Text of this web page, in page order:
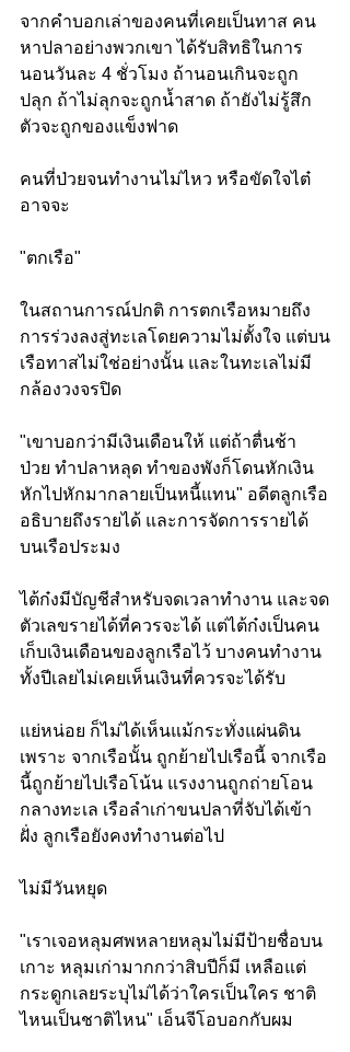
จากคำบอกเล่าของคนที่เคยเป็นทาส คน
หาปลาอย่างพวกเขา ได้รับสิทธิในการ
นอนวันละ 4 ชั่วโมง ถ้านอนเกินจะถูก
ปลุก ถ้าไม่ลุกจะถูกน้ำสาด ถ้ายังไม่รู้สึก
ตัวจะถูกของแข็งฟาด
คนที่ป่วยจนทำงานไม่ไหว หรือขัดใจไต๋
อาจจะ
"ตกเรือ"
ในสถานการณ์ปกติ การตกเรือหมายถึง
การร่วงลงสู่ทะเลโดยความไม่ตั้งใจ แต่บน
เรือทาสไม่ใช่อย่างนั้น และในทะเลไม่มี
กล้องวงจรปิด
"เขาบอกว่ามีเงินเดือนให้ แต่ถ้าตื่นช้า
ป่วย ทำปลาหลุด ทำของพังก็โดนหักเงิน
หักไปหักมากลายเป็นหนี้แทน" อดีตลูกเรือ
อธิบายถึงรายได้ และการจัดการรายได้
บนเรือประมง
ไต้ก๋งมีบัญชีสำหรับจดเวลาทำงาน และจด
ตัวเลขรายได้ที่ควรจะได้ แต่ไต้ก๋งเป็นคน
เก็บเงินเดือนของลูกเรือไว้ บางคนทำงาน
ทั้งปีเลยไม่เคยเห็นเงินที่ควรจะได้รับ
แย่หน่อย ก็ไม่ได้เห็นแม้กระทั่งแผ่นดิน
เพราะ จากเรือนั้น ถูกย้ายไปเรือนี้ จากเรือ
นี้ถูกย้ายไปเรือโน้น แรงงานถูกถ่ายโอน
กลางทะเล เรือลำเก่าขนปลาที่จับได้เข้า
ฝั่ง ลูกเรือยังคงทำงานต่อไป
ไม่มีวันหยุด
"เราเจอหลุมศพหลายหลุมไม่มีป้ายชื่อบน
เกาะ หลุมเก่ามากกว่าสิบปีก็มี เหลือแต่
กระดูกเลยระบุไม่ได้ว่าใครเป็นใคร ชาติ
ไหนเป็นชาติไหน" เอ็นจีโอบอกกับผม